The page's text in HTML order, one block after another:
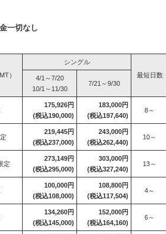
一切なし
）
シングル
最短日数
4/1～7/20
10/1～11/30
7/21～9/30
175,926円
(税込190,000)
183,000円
(税込197,640)
8～
219,445円
(税込237,000)
243,000円
(税込262,440)
10～
定
273,149円
(税込295,000)
303,000円
(税込327,240)
13～
100,000円
(税込108,000)
108,800円
(税込117,504)
4～
134,260円
(税込145,000)
152,000円
(税込164,160)
6～